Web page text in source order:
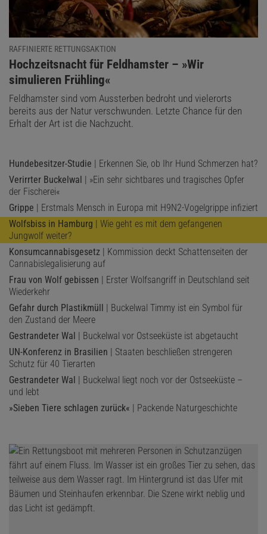
RAFFINIERTE RETTUNGSAKTION
:
Hochzeitsnacht für Feldhamster – »Wir
simulieren Frühling«
Feldhamster sind vom Aussterben bedroht und vielerorts
bereits aus der Natur verschwunden. Letzte Chance für den
Erhalt der Art ist die Nachzucht.
Hundebesitzer-Studie | Erkennen Sie, ob Ihr Hund Schmerzen hat?
Verirrter Buckelwal | »Ein sehr sichtbares und tragisches Opfer
der Fischerei«
Grippe | Erstmals Mensch in Europa mit H9N2-Vogelgrippe infiziert
Wolfsbiss in Hamburg | Wie geht es mit dem gefangenen
Jungwolf weiter?
Konsumcannabisgesetz | Kommission deckt Schattenseiten der
Cannabislegalisierung auf
Frau von Wolf gebissen | Erster Wolfsangriff in Deutschland seit
Wiederkehr
Gefahr durch Plastikmüll | Buckelwal Timmy ist ein Symbol für
den Zustand der Meere
Gestrandeter Wal | Buckelwal vor Ostseeküste ist abgetaucht
UN-Konferenz in Brasilien | Staaten beschließen strengeren
Schutz für 40 Tierarten
Gestrandeter Wal | Buckelwal liegt noch vor der Ostseeküste –
und lebt
»Sieben Tiere schlagen zurück« | Packende Naturgeschichte